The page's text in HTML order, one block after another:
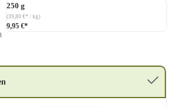
250 g
(39,80 €* / kg)
9,95 €*